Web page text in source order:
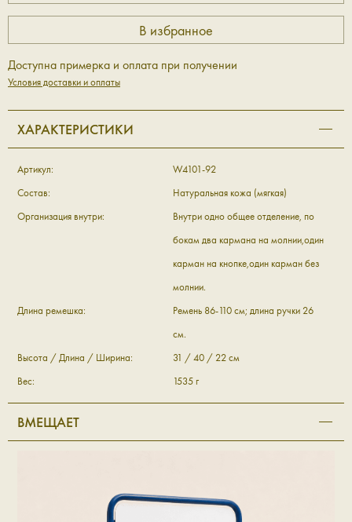
Доступна примерка и оплата при получении
Условия доставки и оплаты
ХАРАКТЕРИСТИКИ
Артикул:
W4101-92
Состав:
Натуральная кожа (мягкая)
Организация внутри:
Внутри одно общее отделение, по
бокам два кармана на молнии,один
карман на кнопке,один карман без
молнии.
Длина ремешка:
Ремень 86-110 см; длина ручки 26
см.
Высота / Длина / Ширина:
31 / 40 / 22 см
Вес:
1535 г
ВМЕЩАЕТ